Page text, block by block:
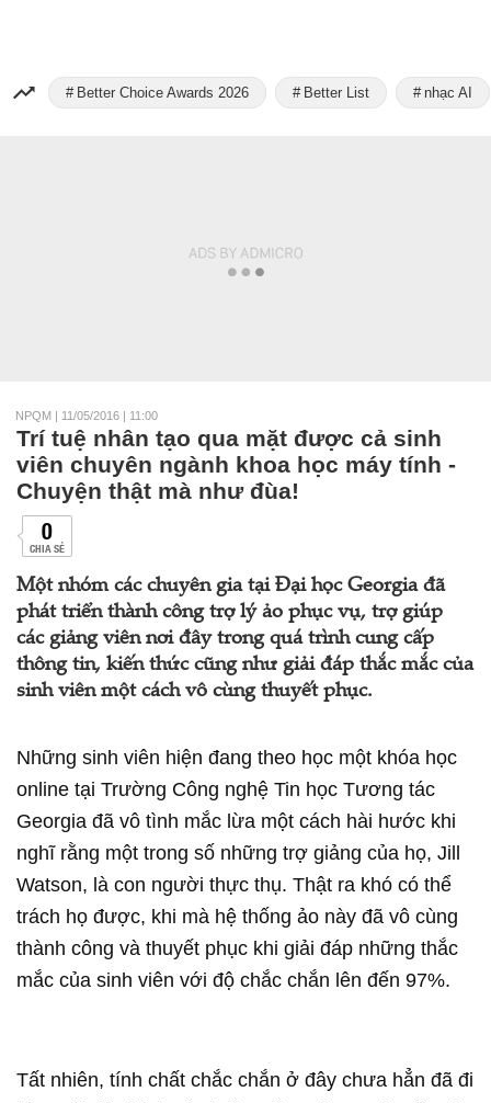
Better Choice Awards 2026 Better List nhạc AI
NPQM | 11/05/2016 | 11:00
Trí tuệ nhân tạo qua mặt được cả sinh
viên chuyên ngành khoa học máy tính -
Chuyện thật mà như đùa!
0
CHIA SẺ
Một nhóm các chuyên gia tại Đại học Georgia đã
phát triển thành công trợ lý ảo phục vụ, trợ giúp
các giảng viên nơi đây trong quá trình cung cấp
thông tin, kiến thức cũng như giải đáp thắc mắc của
sinh viên một cách vô cùng thuyết phục.
Những sinh viên hiện đang theo học một khóa học
online tại Trường Công nghệ Tin học Tương tác
Georgia đã vô tình mắc lừa một cách hài hước khi
nghĩ rằng một trong số những trợ giảng của họ, Jill
Watson, là con người thực thụ. Thật ra khó có thể
trách họ được, khi mà hệ thống ảo này đã vô cùng
thành công và thuyết phục khi giải đáp những thắc
mắc của sinh viên với độ chắc chắn lên đến 97%.
Tất nhiên, tính chất chắc chắn ở đây chưa hẳn đã đi